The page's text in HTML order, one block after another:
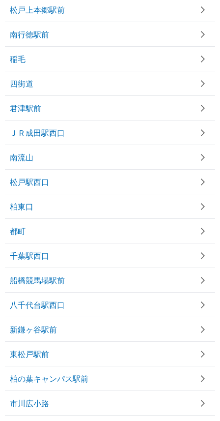
松戸上本郷駅前
南行徳駅前
稲毛
四街道
君津駅前
ＪＲ成田駅西口
南流山
松戸駅西口
柏東口
都町
千葉駅西口
船橋競馬場駅前
八千代台駅西口
新鎌ヶ谷駅前
東松戸駅前
柏の葉キャンパス駅前
市川広小路